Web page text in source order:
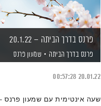
פרנס בדרך הביתה – 20.1.22
פרנס בדרך הביתה שמעון פרנס
20.01.22
00:57:28
שעה אינטימית עם שמעון פרנס –